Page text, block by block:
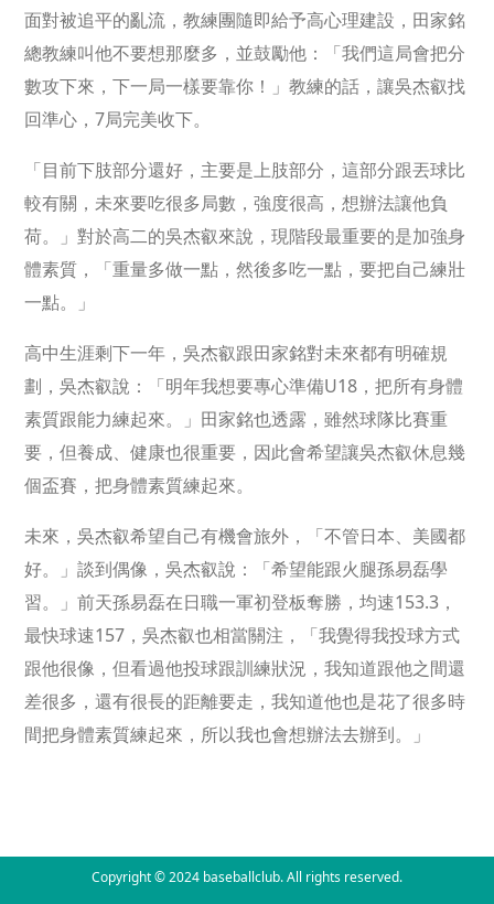
面對被追平的亂流，教練團隨即給予高心理建設，田家銘
總教練叫他不要想那麼多，並鼓勵他：「我們這局會把分
數攻下來，下一局一樣要靠你！」教練的話，讓吳杰叡找
回準心，7局完美收下。
「目前下肢部分還好，主要是上肢部分，這部分跟丟球比
較有關，未來要吃很多局數，強度很高，想辦法讓他負
荷。」對於高二的吳杰叡來說，現階段最重要的是加強身
體素質，「重量多做一點，然後多吃一點，要把自己練壯
一點。」
高中生涯剩下一年，吳杰叡跟田家銘對未來都有明確規
劃，吳杰叡說：「明年我想要專心準備U18，把所有身體
素質跟能力練起來。」田家銘也透露，雖然球隊比賽重
要，但養成、健康也很重要，因此會希望讓吳杰叡休息幾
個盃賽，把身體素質練起來。
未來，吳杰叡希望自己有機會旅外，「不管日本、美國都
好。」談到偶像，吳杰叡說：「希望能跟火腿孫易磊學
習。」前天孫易磊在日職一軍初登板奪勝，均速153.3，
最快球速157，吳杰叡也相當關注，「我覺得我投球方式
跟他很像，但看過他投球跟訓練狀況，我知道跟他之間還
差很多，還有很長的距離要走，我知道他也是花了很多時
間把身體素質練起來，所以我也會想辦法去辦到。」
Copyright © 2024 baseballclub. All rights reserved.